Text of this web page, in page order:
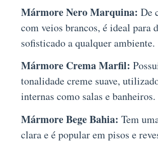
Mármore Nero Marquina: De
com veios brancos, é ideal para
sofisticado a qualquer ambiente.
Mármore Crema Marfil:
tonalidade creme suave,
internas como salas e banheiros.
Mármore Bege Bahia: Tem
clara e é popular em pisos e